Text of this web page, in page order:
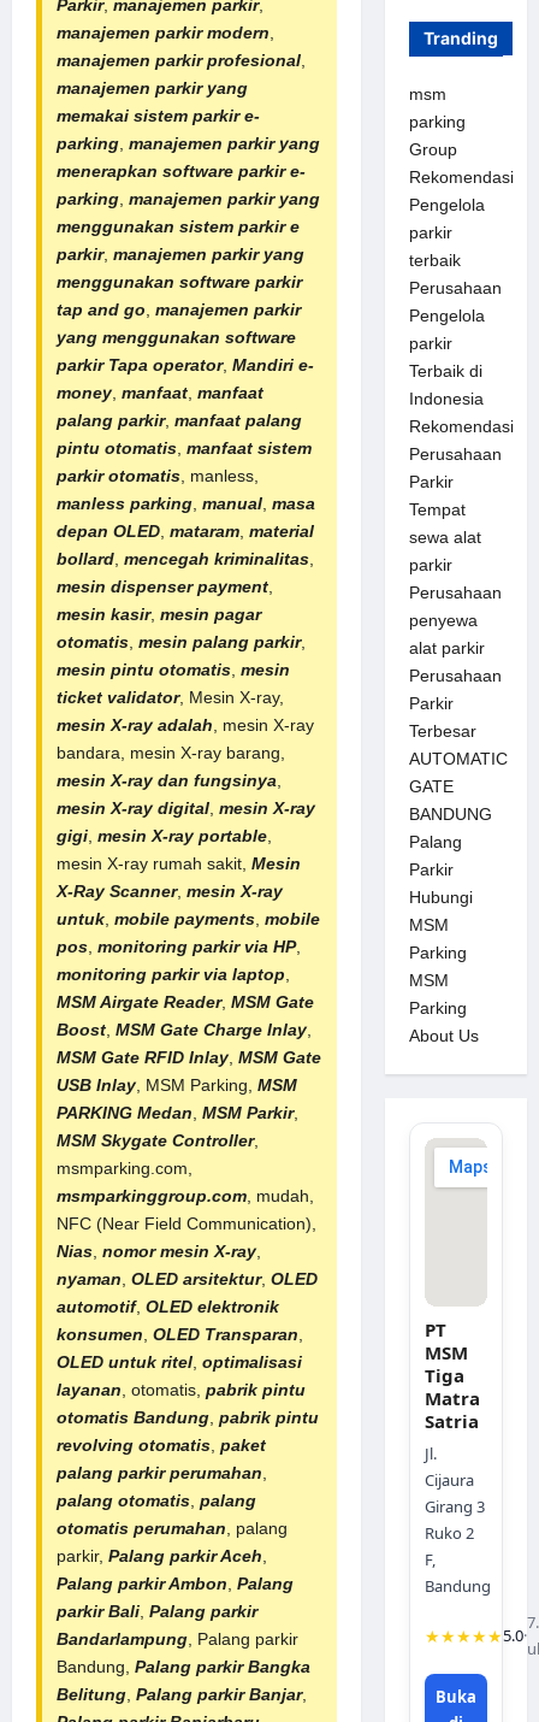
Parkir, manajemen parkir,
manajemen parkir modern,
manajemen parkir profesional,
manajemen parkir yang
memakai sistem parkir e-
parking, manajemen parkir yang
menerapkan software parkir e-
parking, manajemen parkir yang
menggunakan sistem parkir e
parkir, manajemen parkir yang
menggunakan software parkir
tap and go, manajemen parkir
yang menggunakan software
parkir Tapa operator, Mandiri e-
money, manfaat, manfaat
palang parkir, manfaat palang
pintu otomatis, manfaat sistem
parkir otomatis, manless,
manless parking, manual, masa
depan OLED, mataram, material
bollard, mencegah kriminalitas,
mesin dispenser payment,
mesin kasir, mesin pagar
otomatis, mesin palang parkir,
mesin pintu otomatis, mesin
ticket validator, Mesin X-ray,
mesin X-ray adalah, mesin X-ray
bandara, mesin X-ray barang,
mesin X-ray dan fungsinya,
mesin X-ray digital, mesin X-ray
gigi, mesin X-ray portable,
mesin X-ray rumah sakit, Mesin
X-Ray Scanner, mesin X-ray
untuk, mobile payments, mobile
pos, monitoring parkir via HP,
monitoring parkir via laptop,
MSM Airgate Reader, MSM Gate
Boost, MSM Gate Charge Inlay,
MSM Gate RFID Inlay, MSM Gate
USB Inlay, MSM Parking, MSM
PARKING Medan, MSM Parkir,
MSM Skygate Controller,
msmparking.com,
msmparkinggroup.com, mudah,
NFC (Near Field Communication),
Nias, nomor mesin X-ray,
nyaman, OLED arsitektur, OLED
automotif, OLED elektronik
konsumen, OLED Transparan,
OLED untuk ritel, optimalisasi
layanan, otomatis, pabrik pintu
otomatis Bandung, pabrik pintu
revolving otomatis, paket
palang parkir perumahan,
palang otomatis, palang
otomatis perumahan, palang
parkir, Palang parkir Aceh,
Palang parkir Ambon, Palang
parkir Bali, Palang parkir
Bandarlampung, Palang parkir
Bandung, Palang parkir Bangka
Belitung, Palang parkir Banjar,
Tranding
msm
parking
Group
Rekomendasi
Pengelola
parkir
terbaik
Perusahaan
Pengelola
parkir
Terbaik di
Indonesia
Rekomendasi
Perusahaan
Parkir
Tempat
sewa alat
parkir
Perusahaan
penyewa
alat parkir
Perusahaan
Parkir
Terbesar
AUTOMATIC
GATE
BANDUNG
Palang
Parkir
Hubungi
MSM
Parking
MSM
Parking
About Us
PT
MSM
Tiga
Matra
Satria
Jl.
Cijaura
Girang 3
Ruko 2
F,
Bandung
★★★★★5.0·
Buka